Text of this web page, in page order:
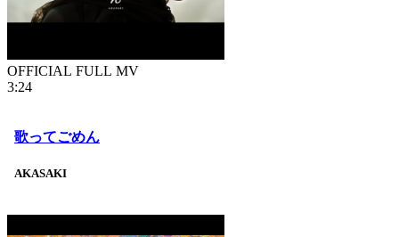
OFFICIAL FULL MV
3:24
歌ってごめん
AKASAKI